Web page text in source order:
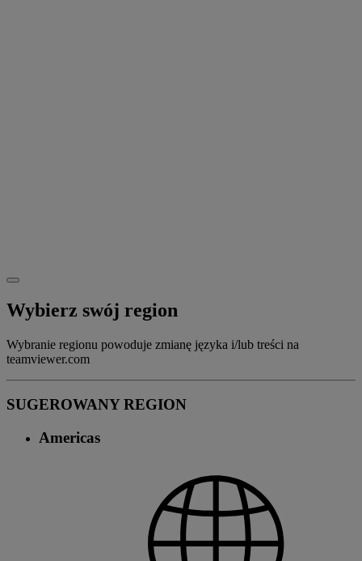
Wybierz swój region
Wybranie regionu powoduje zmianę języka i/lub treści na
teamviewer.com
SUGEROWANY REGION
Americas